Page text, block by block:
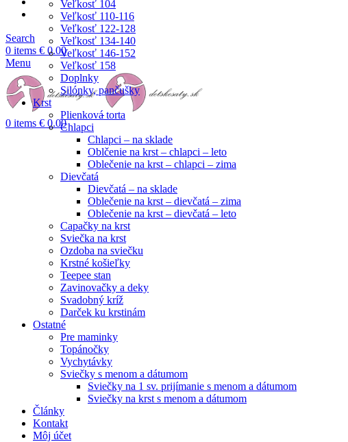
Search
0 items € 0.00
Menu
0 items € 0.00
Veľkosť 104
Veľkosť 110-116
Veľkosť 122-128
Veľkosť 134-140
Veľkosť 146-152
Veľkosť 158
Doplnky
Silónky, pančušky
Krst
Plienková torta
Chlapci
Chlapci – na sklade
Oblčenie na krst – chlapci – leto
Oblečenie na krst – chlapci – zima
Dievčatá
Dievčatá – na sklade
Oblečenie na krst – dievčatá – zima
Oblečenie na krst – dievčatá – leto
Capačky na krst
Sviečka na krst
Ozdoba na sviečku
Krstné košieľky
Teepee stan
Zavinovačky a deky
Svadobný kríž
Darček ku krstinám
Ostatné
Pre maminky
Topánočky
Vychytávky
Sviečky s menom a dátumom
Sviečky na 1 sv. prijímanie s menom a dátumom
Sviečky na krst s menom a dátumom
Články
Kontakt
Môj účet